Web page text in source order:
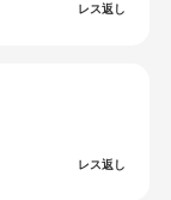
レス返し
レス返し